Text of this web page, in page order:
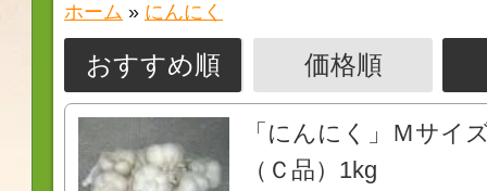
ホーム » にんにく
おすすめ順 価格順
「にんにく」Ｍサイ
（Ｃ品）1kg